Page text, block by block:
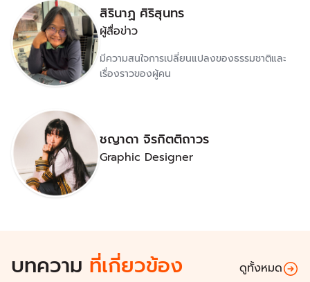
สิรินาฏ ศิริสุนทร
ผู้สื่อข่าว
มีความสนใจการเปลี่ยนแปลงของธรรมชาติและ
เรื่องราวของผู้คน
ชญาดา จิรกิตติถาวร
Graphic Designer
บทความ ที่เกี่ยวข้อง ดูทั้งหมด